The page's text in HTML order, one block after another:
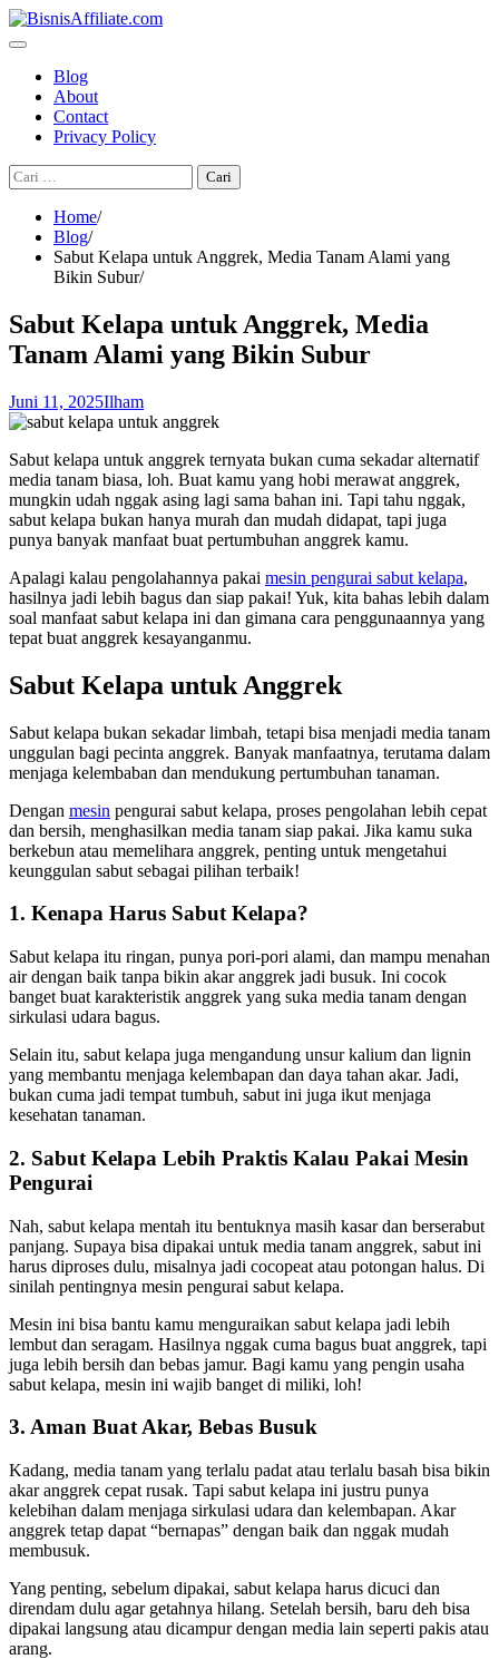
Skip
to
Blog
About
Contact
Privacy Policy
Cari
untuk:
Home
Blog
Sabut Kelapa untuk Anggrek, Media Tanam Alami yang
Bikin Subur
Sabut Kelapa untuk Anggrek, Media
Tanam Alami yang Bikin Subur
Juni 11, 2025Ilham
Sabut kelapa untuk anggrek ternyata bukan cuma sekadar alternatif
media tanam biasa, loh. Buat kamu yang hobi merawat anggrek,
mungkin udah nggak asing lagi sama bahan ini. Tapi tahu nggak,
sabut kelapa bukan hanya murah dan mudah didapat, tapi juga
punya banyak manfaat buat pertumbuhan anggrek kamu.
Apalagi kalau pengolahannya pakai mesin pengurai sabut kelapa,
hasilnya jadi lebih bagus dan siap pakai! Yuk, kita bahas lebih dalam
soal manfaat sabut kelapa ini dan gimana cara penggunaannya yang
tepat buat anggrek kesayanganmu.
Sabut Kelapa untuk Anggrek
Sabut kelapa bukan sekadar limbah, tetapi bisa menjadi media tanam
unggulan bagi pecinta anggrek. Banyak manfaatnya, terutama dalam
menjaga kelembaban dan mendukung pertumbuhan tanaman.
Dengan mesin pengurai sabut kelapa, proses pengolahan lebih cepat
dan bersih, menghasilkan media tanam siap pakai. Jika kamu suka
berkebun atau memelihara anggrek, penting untuk mengetahui
keunggulan sabut sebagai pilihan terbaik!
1. Kenapa Harus Sabut Kelapa?
Sabut kelapa itu ringan, punya pori-pori alami, dan mampu menahan
air dengan baik tanpa bikin akar anggrek jadi busuk. Ini cocok
banget buat karakteristik anggrek yang suka media tanam dengan
sirkulasi udara bagus.
Selain itu, sabut kelapa juga mengandung unsur kalium dan lignin
yang membantu menjaga kelembapan dan daya tahan akar. Jadi,
bukan cuma jadi tempat tumbuh, sabut ini juga ikut menjaga
kesehatan tanaman.
2. Sabut Kelapa Lebih Praktis Kalau Pakai Mesin
Pengurai
Nah, sabut kelapa mentah itu bentuknya masih kasar dan berserabut
panjang. Supaya bisa dipakai untuk media tanam anggrek, sabut ini
harus diproses dulu, misalnya jadi cocopeat atau potongan halus. Di
sinilah pentingnya mesin pengurai sabut kelapa.
Mesin ini bisa bantu kamu menguraikan sabut kelapa jadi lebih
lembut dan seragam. Hasilnya nggak cuma bagus buat anggrek, tapi
juga lebih bersih dan bebas jamur. Bagi kamu yang pengin usaha
sabut kelapa, mesin ini wajib banget di miliki, loh!
3. Aman Buat Akar, Bebas Busuk
Kadang, media tanam yang terlalu padat atau terlalu basah bisa bikin
akar anggrek cepat rusak. Tapi sabut kelapa ini justru punya
kelebihan dalam menjaga sirkulasi udara dan kelembapan. Akar
anggrek tetap dapat “bernapas” dengan baik dan nggak mudah
membusuk.
Yang penting, sebelum dipakai, sabut kelapa harus dicuci dan
direndam dulu agar getahnya hilang. Setelah bersih, baru deh bisa
dipakai langsung atau dicampur dengan media lain seperti pakis atau
arang.